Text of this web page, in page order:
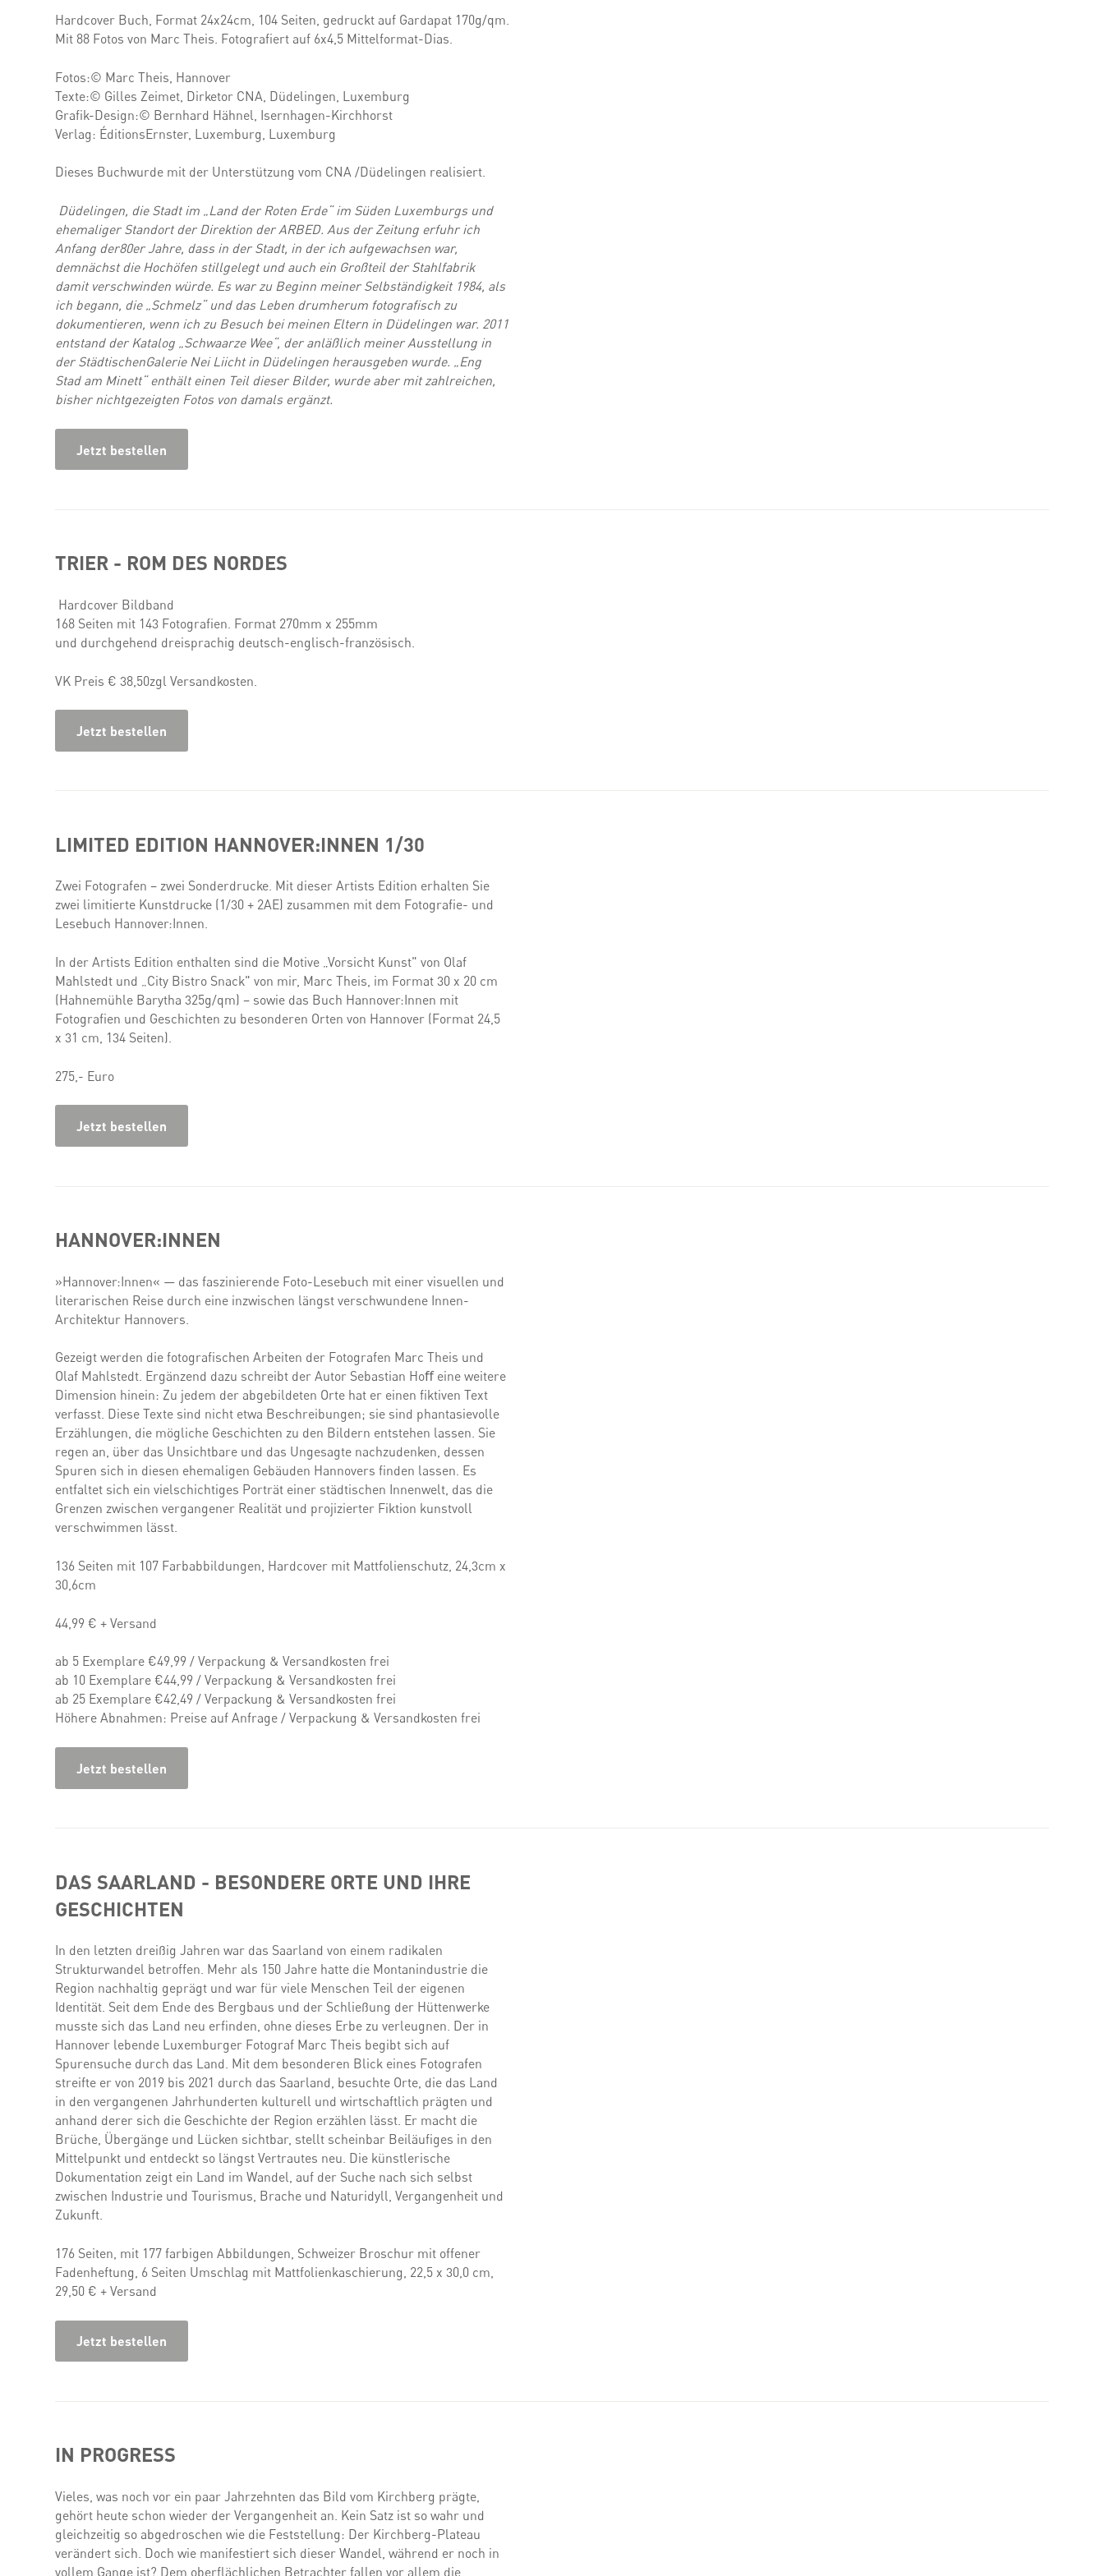
Hardcover Buch, Format 24x24cm, 104 Seiten, gedruckt auf Gardapat 170g/qm.
Mit 88 Fotos von Marc Theis. Fotografiert auf 6x4,5 Mittelformat-Dias.
Fotos:© Marc Theis, Hannover
Texte:© Gilles Zeimet, Dirketor CNA, Düdelingen, Luxemburg
Grafik-Design:© Bernhard Hähnel, Isernhagen-Kirchhorst
Verlag: ÉditionsErnster, Luxemburg, Luxemburg
Dieses Buchwurde mit der Unterstützung vom CNA /Düdelingen realisiert.
Düdelingen, die Stadt im „Land der Roten Erde“ im Süden Luxemburgs und
ehemaliger Standort der Direktion der ARBED. Aus der Zeitung erfuhr ich
Anfang der80er Jahre, dass in der Stadt, in der ich aufgewachsen war,
demnächst die Hochöfen stillgelegt und auch ein Großteil der Stahlfabrik
damit verschwinden würde. Es war zu Beginn meiner Selbständigkeit 1984, als
ich begann, die „Schmelz“ und das Leben drumherum fotografisch zu
dokumentieren, wenn ich zu Besuch bei meinen Eltern in Düdelingen war. 2011
entstand der Katalog „Schwaarze Wee“, der anläßlich meiner Ausstellung in
der StädtischenGalerie Nei Liicht in Düdelingen herausgeben wurde. „Eng
Stad am Minett“ enthält einen Teil dieser Bilder, wurde aber mit zahlreichen,
bisher nichtgezeigten Fotos von damals ergänzt.
Jetzt bestellen
TRIER - ROM DES NORDES
Hardcover Bildband
168 Seiten mit 143 Fotografien. Format 270mm x 255mm
und durchgehend dreisprachig deutsch-englisch-französisch.
VK Preis € 38,50zgl Versandkosten.
Jetzt bestellen
LIMITED EDITION HANNOVER:INNEN 1/30
Zwei Fotografen – zwei Sonderdrucke. Mit dieser Artists Edition erhalten Sie
zwei limitierte Kunstdrucke (1/30 + 2AE) zusammen mit dem Fotografie- und
Lesebuch Hannover:Innen.
In der Artists Edition enthalten sind die Motive „Vorsicht Kunst" von Olaf
Mahlstedt und „City Bistro Snack" von mir, Marc Theis, im Format 30 x 20 cm
(Hahnemühle Barytha 325g/qm) – sowie das Buch Hannover:Innen mit
Fotografien und Geschichten zu besonderen Orten von Hannover (Format 24,5
x 31 cm, 134 Seiten).
275,- Euro
Jetzt bestellen
HANNOVER:INNEN
»Hannover:Innen« — das faszinierende Foto-Lesebuch mit einer visuellen und
literarischen Reise durch eine inzwischen längst verschwundene Innen-
Architektur Hannovers.
Gezeigt werden die fotografischen Arbeiten der Fotografen Marc Theis und
Olaf Mahlstedt. Ergänzend dazu schreibt der Autor Sebastian Hoﬀ eine weitere
Dimension hinein: Zu jedem der abgebildeten Orte hat er einen fiktiven Text
verfasst. Diese Texte sind nicht etwa Beschreibungen; sie sind phantasievolle
Erzählungen, die mögliche Geschichten zu den Bildern entstehen lassen. Sie
regen an, über das Unsichtbare und das Ungesagte nachzudenken, dessen
Spuren sich in diesen ehemaligen Gebäuden Hannovers finden lassen. Es
entfaltet sich ein vielschichtiges Porträt einer städtischen Innenwelt, das die
Grenzen zwischen vergangener Realität und projizierter Fiktion kunstvoll
verschwimmen lässt.
136 Seiten mit 107 Farbabbildungen, Hardcover mit Mattfolienschutz, 24,3cm x
30,6cm
44,99 € + Versand
ab 5 Exemplare €49,99 / Verpackung & Versandkosten frei
ab 10 Exemplare €44,99 / Verpackung & Versandkosten frei
ab 25 Exemplare €42,49 / Verpackung & Versandkosten frei
Höhere Abnahmen: Preise auf Anfrage / Verpackung & Versandkosten frei
Jetzt bestellen
DAS SAARLAND - BESONDERE ORTE UND IHRE
GESCHICHTEN
In den letzten dreißig Jahren war das Saarland von einem radikalen
Strukturwandel betroffen. Mehr als 150 Jahre hatte die Montanindustrie die
Region nachhaltig geprägt und war für viele Menschen Teil der eigenen
Identität. Seit dem Ende des Bergbaus und der Schließung der Hüttenwerke
musste sich das Land neu erfinden, ohne dieses Erbe zu verleugnen. Der in
Hannover lebende Luxemburger Fotograf Marc Theis begibt sich auf
Spurensuche durch das Land. Mit dem besonderen Blick eines Fotografen
streifte er von 2019 bis 2021 durch das Saarland, besuchte Orte, die das Land
in den vergangenen Jahrhunderten kulturell und wirtschaftlich prägten und
anhand derer sich die Geschichte der Region erzählen lässt. Er macht die
Brüche, Übergänge und Lücken sichtbar, stellt scheinbar Beiläufiges in den
Mittelpunkt und entdeckt so längst Vertrautes neu. Die künstlerische
Dokumentation zeigt ein Land im Wandel, auf der Suche nach sich selbst
zwischen Industrie und Tourismus, Brache und Naturidyll, Vergangenheit und
Zukunft.
176 Seiten, mit 177 farbigen Abbildungen, Schweizer Broschur mit offener
Fadenheftung, 6 Seiten Umschlag mit Mattfolienkaschierung, 22,5 x 30,0 cm,
29,50 € + Versand
Jetzt bestellen
IN PROGRESS
Vieles, was noch vor ein paar Jahrzehnten das Bild vom Kirchberg prägte,
gehört heute schon wieder der Vergangenheit an. Kein Satz ist so wahr und
gleichzeitig so abgedroschen wie die Feststellung: Der Kirchberg-Plateau
verändert sich. Doch wie manifestiert sich dieser Wandel, während er noch in
vollem Gange ist? Dem oberflächlichen Betrachter fallen vor allem die